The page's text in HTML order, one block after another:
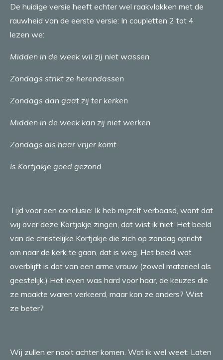
De huidige versie heeft echter wel raakvlakken met de
rauwheid van de eerste versie: In coupletten 2 tot 4
lezen we:
Midden in de week wil zij niet wassen
Zondags strikt ze herendassen
Zondags dan gaat zij ter kerken
Midden in de week kan zij niet werken
Zondags als haar vrijer komt
Is Kortjakje goed gezond
Tijd voor een conclusie: Ik heb mijzelf verbaasd, want dat
wij over deze Kortjakje zingen, dat wist ik niet. Het beeld
van de christelijke Kortjakje die zich op zondag opricht
om naar de kerk te gaan, dat is weg. Het beeld wat
overblijft is dat van een arme vrouw (zowel materieel als
geestelijk.) Het leven was hard voor haar, de keuzes die
ze maakte waren verkeerd, maar kon ze anders? Wist
ze beter?
Wij zullen er nooit achter komen. Wat ik wel weet: Laten